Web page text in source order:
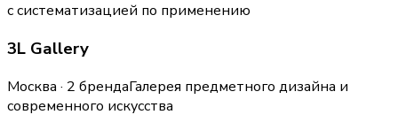
с систематизацией по применению
3L Gallery
Москва · 2 брендаГалерея предметного дизайна и
современного искусства